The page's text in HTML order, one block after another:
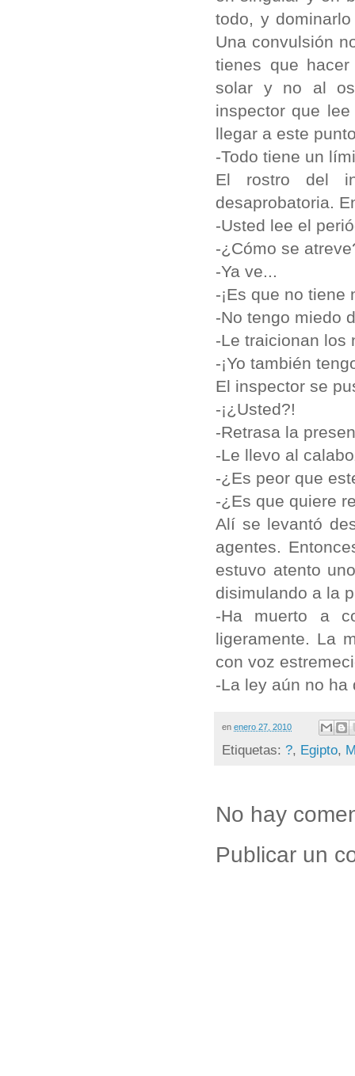
todo, y
Una convulsión
tienes que
solar y no al
inspector que
llegar a este
-Todo tiene un
El rostro del
desaprobatoria.
-Usted lee el
-¿Cómo se
-Ya ve...
-¡Es que no
-No tengo miedo
-Le traicionan los
-¡Yo también
El inspector se
-¡¿Usted?!
-Retrasa la
-Le llevo al
-¿Es peor que
-¿Es que quiere
Alí se levantó
agentes.
estuvo atento
disimulando a la
-Ha muerto a
ligeramente. La
con voz
-La ley aún no ha
en enero 27, 2010
Etiquetas: ?, Egipto,
No hay
Publicar un